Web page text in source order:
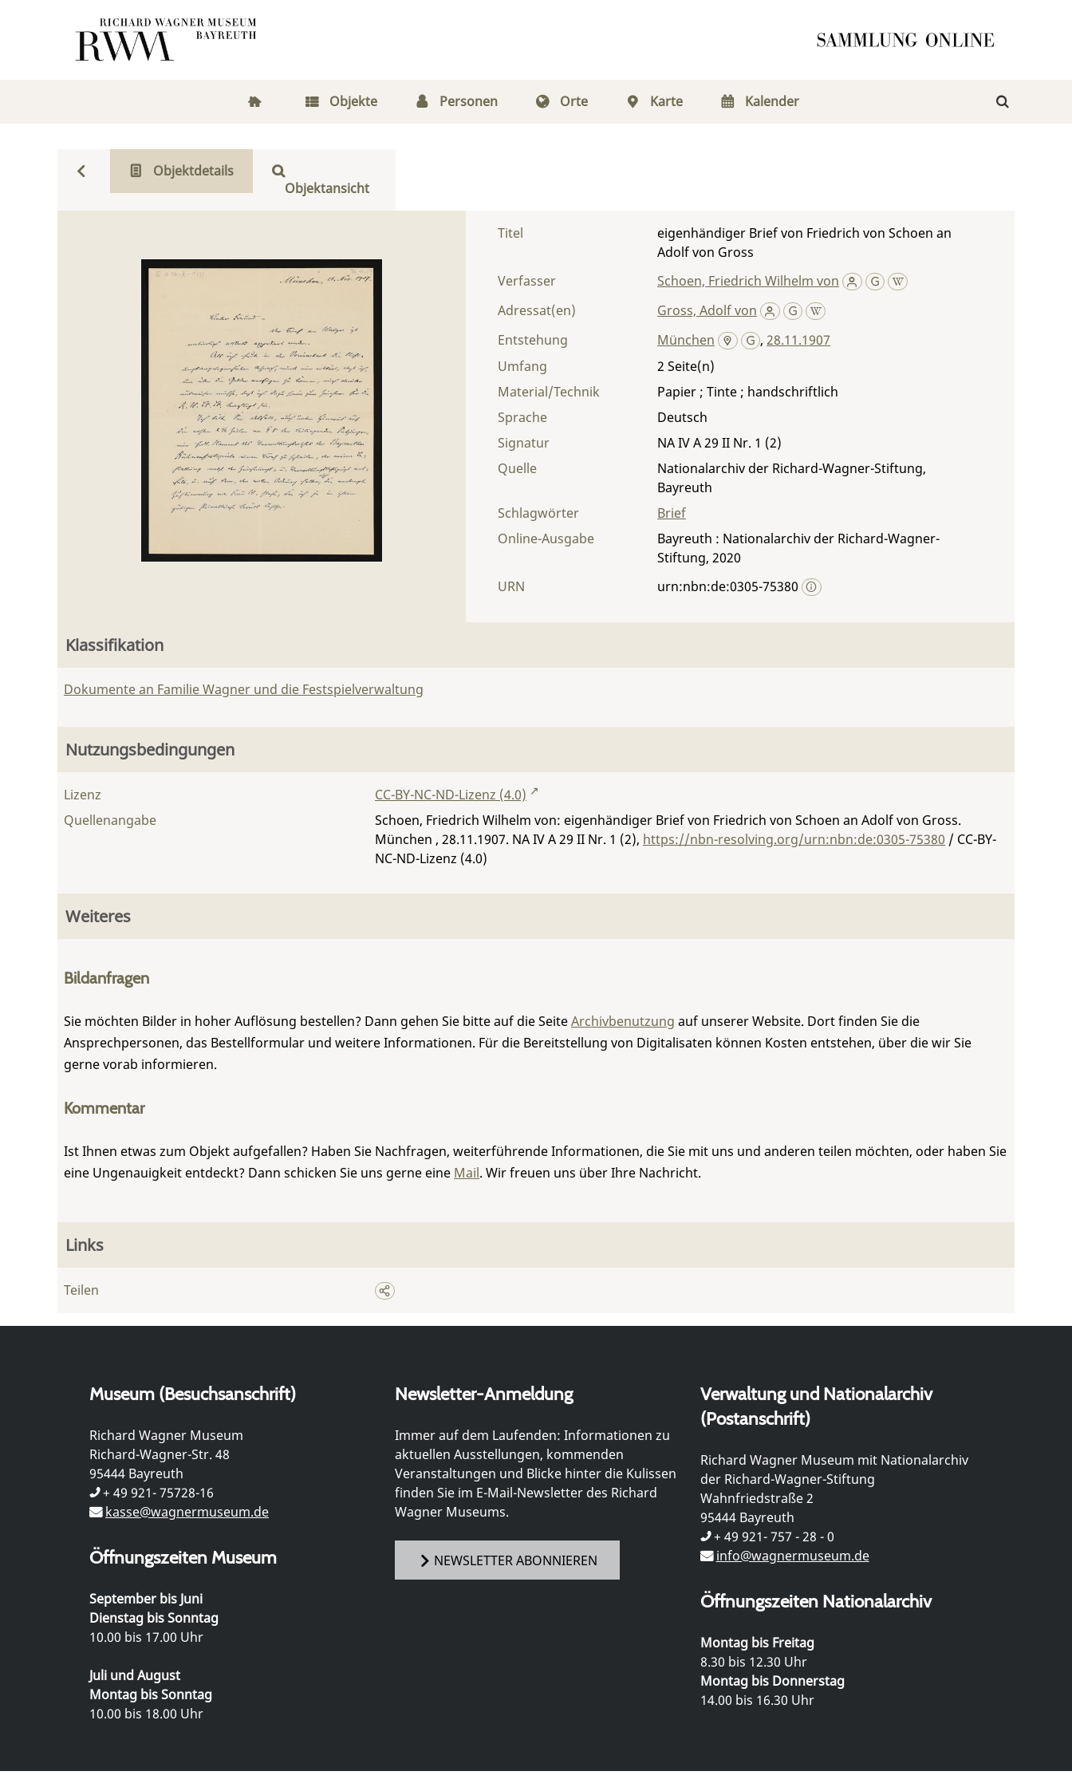
Objekte Personen Orte Karte Kalender
Objektdetails
Objektansicht
Titel
eigenhändiger Brief von Friedrich von Schoen an
Adolf von Gross
Verfasser
Schoen, Friedrich Wilhelm von
Adressat(en)
Gross, Adolf von
Entstehung
München ,28.11.1907
Umfang
2
Material/Technik
Papier ; Tinte ; handschriftlich
Sprache
Deutsch
Signatur
NA IV A 29 II Nr. 1 (2)
Quelle
Nationalarchiv der Richard-Wagner-Stiftung,
Bayreuth
Schlagwörter
Brief
Online-Ausgabe
Bayreuth : Nationalarchiv der Richard-Wagner-
Stiftung, 2020
URN
urn:nbn:de:0305-75380
Klassifikation
Dokumente an Familie Wagner und die Festspielverwaltung
Nutzungsbedingungen
Lizenz
CC-BY-NC-ND-Lizenz (4.0)
Quellenangabe
Schoen, Friedrich Wilhelm von: eigenhändiger Brief von Friedrich von Schoen an Adolf von Gross.
München , 28.11.1907. NA IV A 29 II Nr. 1 (2), https://nbn-resolving.org/urn:nbn:de:0305-75380 / CC-BY-
NC-ND-Lizenz (4.0)
Weiteres
Bildanfragen
Sie möchten Bilder in hoher Auflösung bestellen? Dann gehen Sie bitte auf die SeiteArchivbenutzung auf unserer Website. Dort finden Sie die
Ansprechpersonen, das Bestellformular und weitere Informationen. Für die Bereitstellung von Digitalisaten können Kosten entstehen, über die wir Sie
gerne vorab informieren.
Kommentar
Ist Ihnen etwas zum Objekt aufgefallen? Haben Sie Nachfragen, weiterführende Informationen, die Sie mit uns und anderen teilen möchten, oder haben Sie
eine Ungenauigkeit entdeckt? Dann schicken Sie uns gerne eine Mail. Wir freuen uns über Ihre Nachricht.
Links
Teilen
Museum (Besuchsanschrift)
Richard Wagner Museum
Richard-Wagner-Str. 48
95444 Bayreuth
+ 49 921- 75728-16
kasse@wagnermuseum.de
Öffnungszeiten Museum
September bis Juni
Dienstag bis Sonntag
10.00 bis 17.00 Uhr
Juli und August
Montag bis Sonntag
10.00 bis 18.00 Uhr
Newsletter-Anmeldung
Immer auf dem Laufenden: Informationen zu
aktuellen Ausstellungen, kommenden
Veranstaltungen und Blicke hinter die Kulissen
finden Sie im E-Mail-Newsletter des Richard
Wagner Museums.
NEWSLETTER ABONNIEREN
Verwaltung und Nationalarchiv
(Postanschrift)
Richard Wagner Museum mit Nationalarchiv
der Richard-Wagner-Stiftung
Wahnfriedstraße 2
95444 Bayreuth
+ 49 921- 757 - 28 - 0
info@wagnermuseum.de
Öffnungszeiten Nationalarchiv
Montag bis Freitag
8.30 bis 12.30 Uhr
Montag bis Donnerstag
14.00 bis 16.30 Uhr